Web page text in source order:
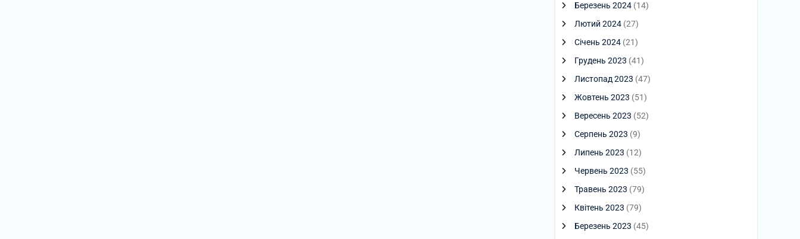
Березень 2024 (14)
Лютий 2024 (27)
Січень 2024 (21)
Грудень 2023 (41)
Листопад 2023 (47)
Жовтень 2023 (51)
Вересень 2023 (52)
Серпень 2023 (9)
Липень 2023 (12)
Червень 2023 (55)
Травень 2023 (79)
Квітень 2023 (79)
Березень 2023 (45)